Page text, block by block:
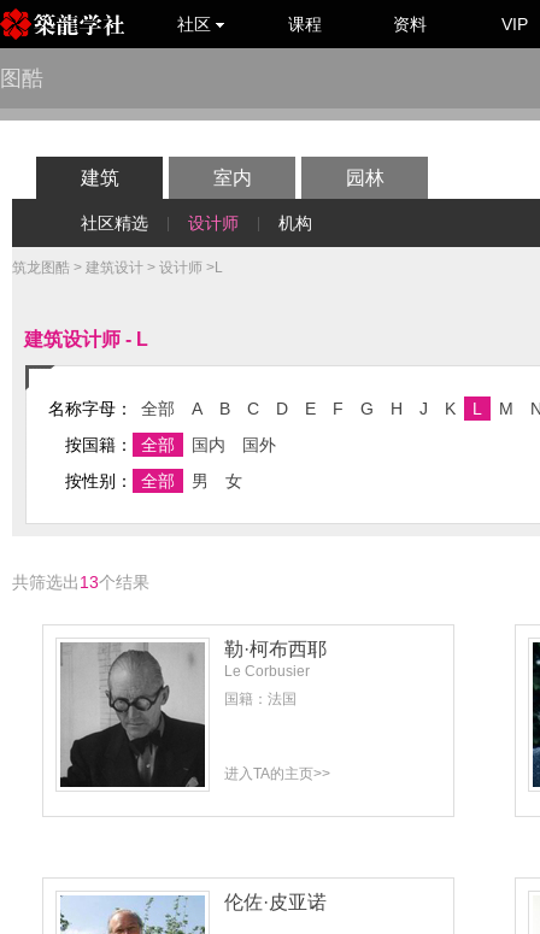
社区 课程 资料 VIP
图酷
建筑 室内 园林
社区精选 设计师 机构
筑龙图酷 > 建筑设计 > 设计师 >L
建筑设计师 - L
名称字母： 全部 A B C D E F G H J K L M
按国籍：
全部 国内
国外
按性别：
全部 男 女
共筛选出13个结果
勒·柯布西耶
Le Corbusier
国籍：法国
进入TA的主页>>
伦佐·皮亚诺